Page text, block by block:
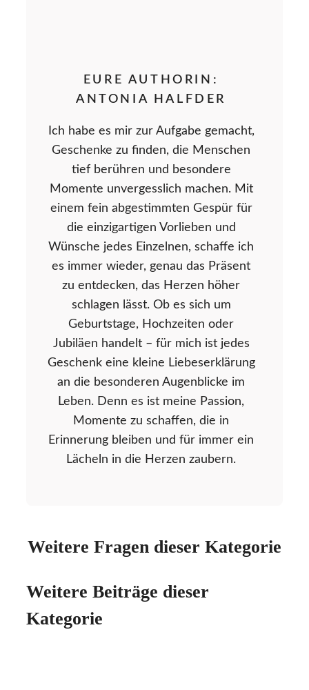
EURE AUTHORIN:
ANTONIA HALFDER
Ich habe es mir zur Aufgabe gemacht,
Geschenke zu finden, die Menschen
tief berühren und besondere
Momente unvergesslich machen. Mit
einem fein abgestimmten Gespür für
die einzigartigen Vorlieben und
Wünsche jedes Einzelnen, schaffe ich
es immer wieder, genau das Präsent
zu entdecken, das Herzen höher
schlagen lässt. Ob es sich um
Geburtstage, Hochzeiten oder
Jubiläen handelt – für mich ist jedes
Geschenk eine kleine Liebeserklärung
an die besonderen Augenblicke im
Leben. Denn es ist meine Passion,
Momente zu schaffen, die in
Erinnerung bleiben und für immer ein
Lächeln in die Herzen zaubern.
Weitere Fragen dieser Kategorie
Weitere Beiträge dieser
Kategorie